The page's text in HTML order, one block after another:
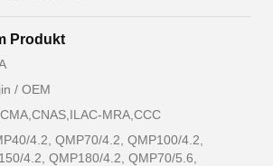
Produkt
/ OEM
MRA,CCC
4.2, QMP70/4.2, QMP100/4.2,
4.2, QMP180/4.2, QMP70/5.6,